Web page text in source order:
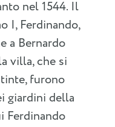
nel 1544. Il
I, Ferdinando,
a Bernardo
villa, che si
furono
giardini della
Ferdinando